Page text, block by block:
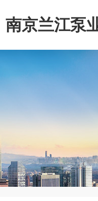
南京兰江泵